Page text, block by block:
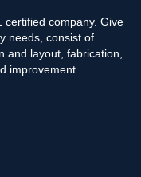
certified company. Give
needs, consist of
and layout, fabrication,
improvement